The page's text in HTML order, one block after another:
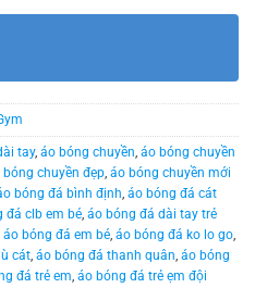
tay, áo bóng chuyền, áo bóng chuyền
bóng chuyền đẹp, áo bóng chuyền mới
bóng đá bình định, áo bóng đá cát
đá clb em bé, áo bóng đá dài tay trẻ
áo bóng đá em bé, áo bóng đá ko lo go,
cát, áo bóng đá thanh quân, áo bóng
đá trẻ em, áo bóng đá trẻ ẹm đội